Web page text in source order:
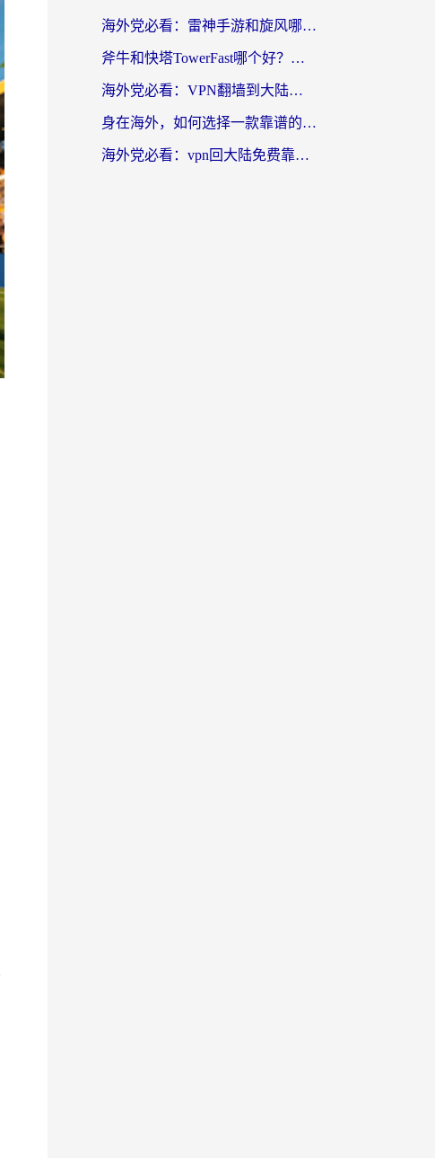
海外党必看：雷神手游和旋风哪个好？3分钟选对回国加速器，无缝刷国内剧玩游戏
斧牛和快塔TowerFast哪个好？海外党如何选对回国加速器
海外党必看：VPN翻墙到大陆的实用指南——从看CCTV5到选加速器，一篇全搞定
身在海外，如何选择一款靠谱的加速国内网络的加速器？
海外党必看：vpn回大陆免费靠谱吗？3步选对加速器实现无缝刷国内资源